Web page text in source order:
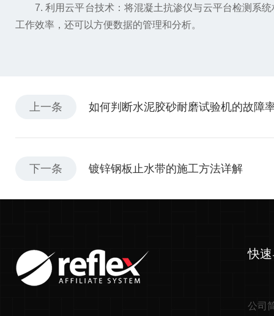
7. 利用云平台技术：将混凝土抗渗仪与云平台检测系统
工作效率，还可以方便数据的管理和分析。
上一条 如何判断水泥胶砂耐磨试验机的故障
下一条 镀锌钢板止水带的施工方法详解
快
公司